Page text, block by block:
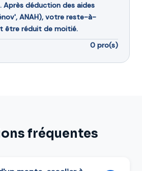
Après déduction des aides
ANAH), votre reste-à-
être réduit de moitié.
0 pro(s)
fréquentes